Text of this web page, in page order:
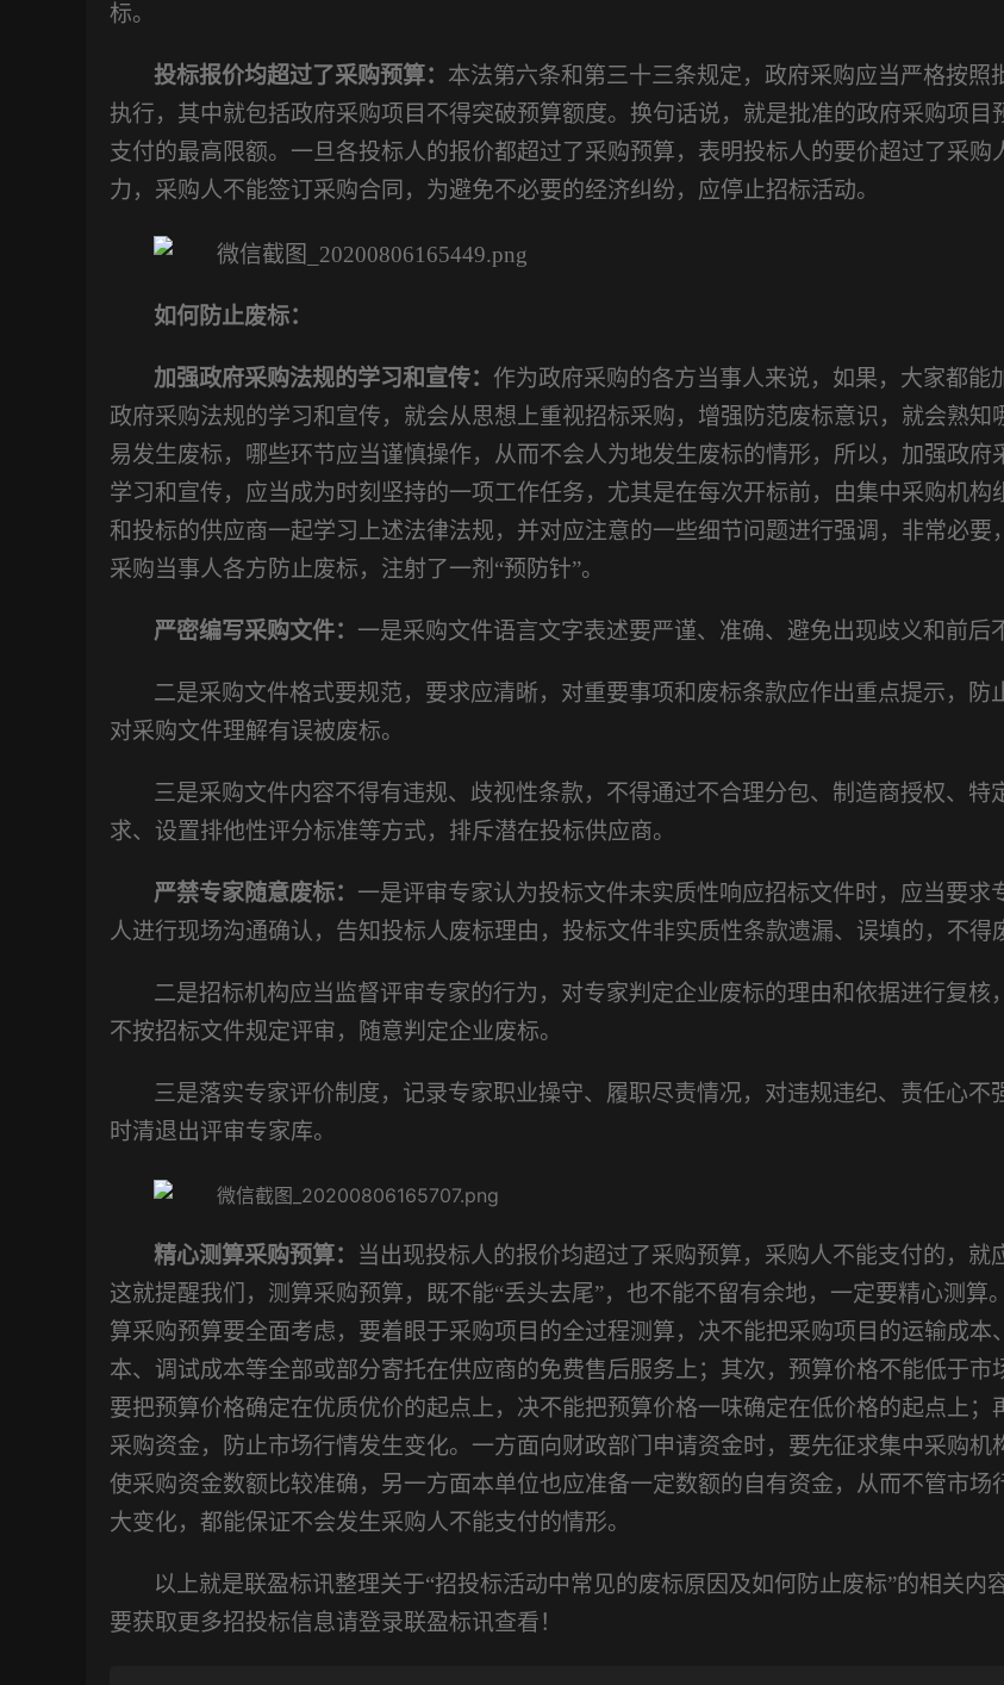
标。
投标报价均超过了采购预算： 本法第六条和第三十三条规定，政府采购应当严格按照
执行，其中就包括政府采购项目不得突破预算额度。换句话说，就是批准的政府采购项目
支付的最高限额。一旦各投标人的报价都超过了采购预算，表明投标人的要价超过了采购
力，采购人不能签订采购合同，为避免不必要的经济纠纷，应停止招标活动。
如何防止废标：
加强政府采购法规的学习和宣传： 作为政府采购的各方当事人来说，如果，大家都能
政府采购法规的学习和宣传，就会从思想上重视招标采购，增强防范废标意识，就会熟知
易发生废标，哪些环节应当谨慎操作，从而不会人为地发生废标的情形，所以，加强政府
学习和宣传，应当成为时刻坚持的一项工作任务，尤其是在每次开标前，由集中采购机构
和投标的供应商一起学习上述法律法规，并对应注意的一些细节问题进行强调，非常必要
采购当事人各方防止废标，注射了一剂 “预防针”。
严密编写采购文件： 一是采购文件语言文字表述要严谨、准确、避免出现歧义和前后
二是采购文件格式要规范，要求应清晰，对重要事项和废标条款应作出重点提示，防
对采购文件理解有误被废标。
三是采购文件内容不得有违规、歧视性条款，不得通过不合理分包、制造商授权、特
求、设置排他性评分标准等方式，排斥潜在投标供应商。
严禁专家随意废标： 一是评审专家认为投标文件未实质性响应招标文件时，应当要求
人进行现场沟通确认，告知投标人废标理由，投标文件非实质性条款遗漏、误填的，不得
二是招标机构应当监督评审专家的行为，对专家判定企业废标的理由和依据进行复核
不按招标文件规定评审，随意判定企业废标。
三是落实专家评价制度，记录专家职业操守、履职尽责情况，对违规违纪、责任心不
时清退出评审专家库。
精心测算采购预算： 当出现投标人的报价均超过了采购预算，采购人不能支付的，就
这就提醒我们，测算采购预算，既不能“丢头去尾”，也不能不留有余地，一定要精心测算
算采购预算要全面考虑，要着眼于采购项目的全过程测算，决不能把采购项目的运输成本
本、调试成本等全部或部分寄托在供应商的免费售后服务上；其次，预算价格不能低于市
要把预算价格确定在优质优价的起点上，决不能把预算价格一味确定在低价格的起点上；
采购资金，防止市场行情发生变化。一方面向财政部门申请资金时，要先征求集中采购机
使采购资金数额比较准确，另一方面本单位也应准备一定数额的自有资金，从而不管市场
大变化，都能保证不会发生采购人不能支付的情形。
以上就是联盈标讯整理关于“招投标活动中常见的废标原因及如何防止废标”的相关内
要获取更多招投标信息请登录联盈标讯查看！